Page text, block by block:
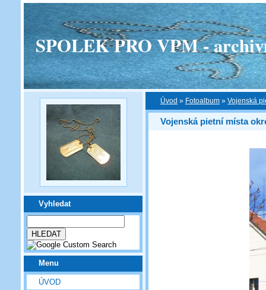
SPOLEK PRO VPM -
Vyhledat
Menu
ÚVOD
Úvod » Fotoalbum » Vojenská
Vojenská pietní místa